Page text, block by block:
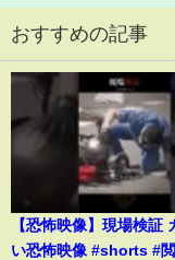
おすすめの記事
【恐怖映像】現場検証
い恐怖映像 #shorts #